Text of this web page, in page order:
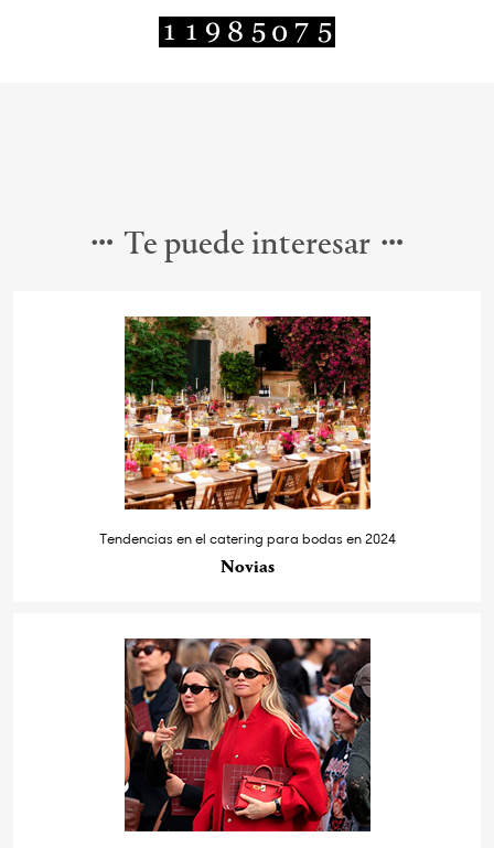
Te puede interesar
Tendencias en el catering para bodas en 2024
Novias